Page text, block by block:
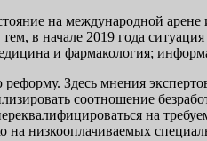
на международной
в начале 2019 года
и фармакология;
Здесь мнения
соотношение
на
низкооплачиваемых